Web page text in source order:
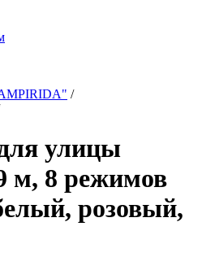
/
улицы
м, 8 режимов
розовый,